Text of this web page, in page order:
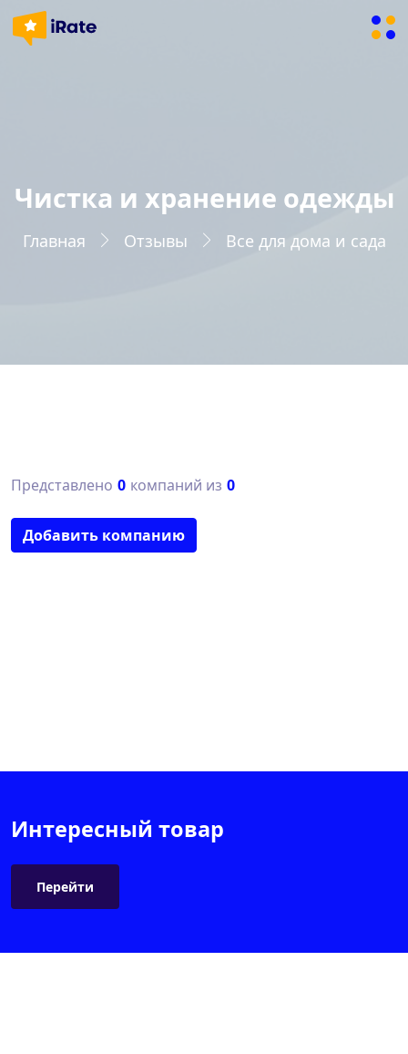
Чистка и хранение одежды
Главная Отзывы Все для дома и сада
Представлено 0 компаний из 0
Добавить компанию
Интересный товар
Перейти